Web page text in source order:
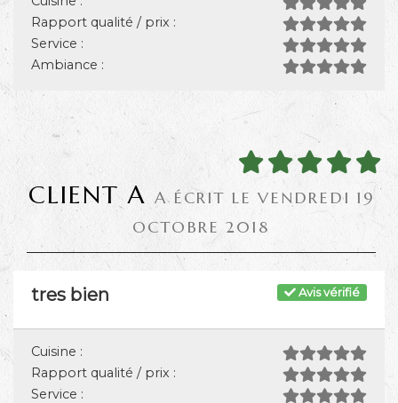
Rapport qualité / prix :
Service :
Ambiance :
CLIENT A A ÉCRIT LE VENDREDI 19
OCTOBRE 2018
Avis vérifié
tres bien
Cuisine :
Rapport qualité / prix :
Service :